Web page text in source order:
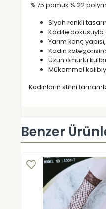
% 75 pamuk % 22
Siyah renkli
Kadife dokusuyla
Yarım konç
Kadın
Uzun ömürlü
Mükemmel
Kadınların stilini
Benzer